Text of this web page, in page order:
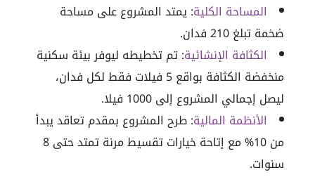
المساحة الكلية: يمتد المشروع على مساحة
ضخمة تبلغ 210 فدان.
الكثافة الإنشائية: تم تخطيطه ليوفر بيئة سكنية
منخفضة الكثافة بواقع 5 فيلات فقط لكل فدان،
ليصل إجمالي المشروع إلى 1000 فيلا.
الأنظمة المالية: طرح المشروع بمقدم تعاقد يبدأ
من 10% مع إتاحة خيارات تقسيط مرنة تمتد حتى 8
سنوات.